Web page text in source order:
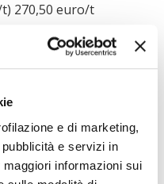
e di marketing,
e servizi in
informazioni sui
270,50 euro/t
249,50 euro/t
t
t) 275,50 euro/t)